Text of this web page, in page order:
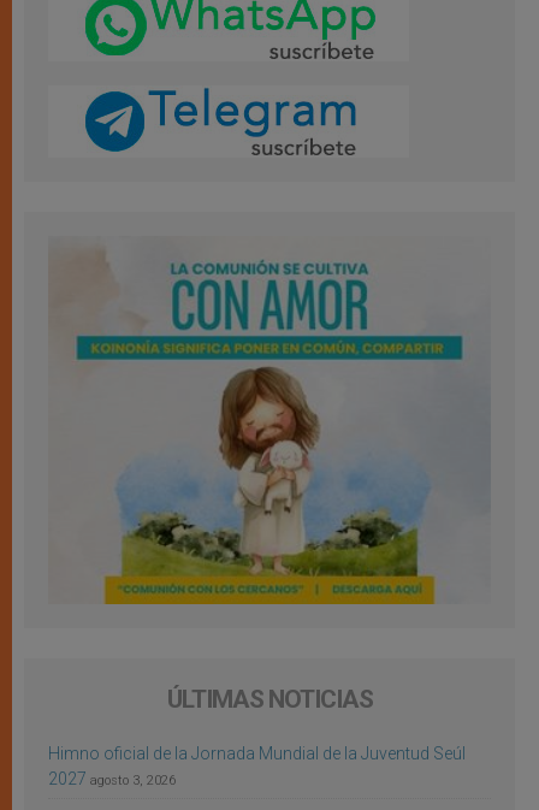
ÚLTIMAS NOTICIAS
Himno oficial de la Jornada Mundial de la Juventud Seúl
2027 agosto 3, 2026